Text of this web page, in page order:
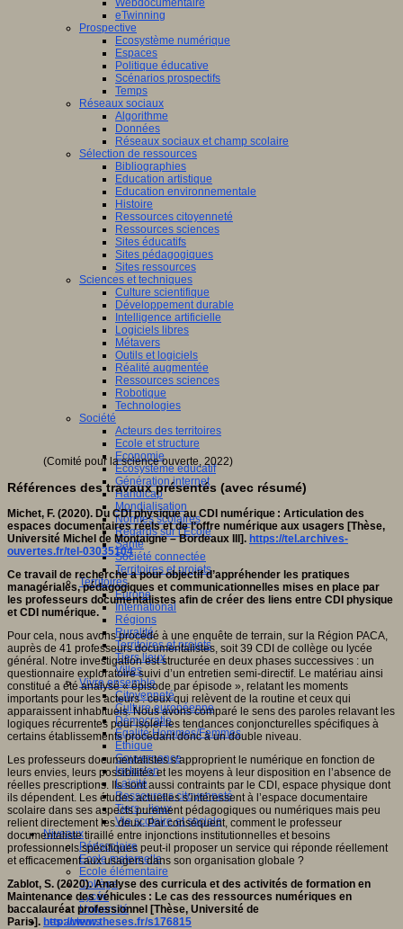
Webdocumentaire
eTwinning
Prospective
Ecosystème numérique
Espaces
Politique éducative
Scénarios prospectifs
Temps
Réseaux sociaux
Algorithme
Données
Réseaux sociaux et champ scolaire
Sélection de ressources
Bibliographies
Education artistique
Education environnementale
Histoire
Ressources citoyenneté
Ressources sciences
Sites éducatifs
Sites pédagogiques
Sites ressources
Sciences et techniques
Culture scientifique
Développement durable
Intelligence artificielle
Logiciels libres
Métavers
Outils et logiciels
Réalité augmentée
Ressources sciences
Robotique
Technologies
Société
Acteurs des territoires
Ecole et structure
Economie
Ecosystème éducatif
Génération internet
Handicap
Mondialisation
Normes scolaires
Regards sur l’Ecole
Santé
Société connectée
Territoires et projets
Territoires
Europe
International
Régions
Ruralité
Territoires et projets
Tiers lieux
Villes
Vivre ensemble
Citoyenneté
Culture européenne
Démocratie
Egalité Hommes/Femmes
Ethique
Gouvernance
Inclusion
Laïcité
Ressources citoyenneté
Tiers - lieux
Vie scolaire et sociale
Niveaux
Périscolaire
Ecole maternelle
Ecole élémentaire
Collège
Lycée
Université
Les auteurs
(Comité pour la science ouverte, 2022)
Références des travaux présentés (avec résumé)
Michet, F. (2020). Du CDI physique au CDI numérique : Articulation des
espaces documentaires réels et de l’offre numérique aux usagers [Thèse,
Université Michel de Montaigne – Bordeaux III]. https://tel.archives-
ouvertes.fr/tel-03035104
Ce travail de recherche a pour objectif d’appréhender les pratiques
managériales, pédagogiques et communicationnelles mises en place par
les professeurs documentalistes afin de créer des liens entre CDI physique
et CDI numérique.
Pour cela, nous avons procédé à une enquête de terrain, sur la Région PACA,
auprès de 41 professeurs documentalistes, soit 39 CDI de collège ou lycée
général. Notre investigation est structurée en deux phases successives : un
questionnaire exploratoire suivi d’un entretien semi-directif. Le matériau ainsi
constitué a été analysé « épisode par épisode », relatant les moments
importants pour les acteurs : ceux qui relèvent de la routine et ceux qui
apparaissent inhabituels. Nous avons comparé le sens des paroles relavant les
logiques récurrentes pour isoler les tendances conjoncturelles spécifiques à
certains établissements procédant donc à un double niveau.
Les professeurs documentalistes s’approprient le numérique en fonction de
leurs envies, leurs possibilités et les moyens à leur disposition en l’absence de
réelles prescriptions. Ils sont aussi contraints par le CDI, espace physique dont
ils dépendent. Les études actuelles s’intéressent à l’espace documentaire
scolaire dans ses aspects purement pédagogiques ou numériques mais peu
relient directement les deux. Par conséquent, comment le professeur
documentaliste tiraillé entre injonctions institutionnelles et besoins
professionnels spécifiques peut-il proposer un service qui réponde réellement
et efficacement aux usagers dans son organisation globale ?
Zablot, S. (2020). Analyse des curricula et des activités de formation en
Maintenance des véhicules : Le cas des ressources numériques en
baccalauréat professionnel [Thèse, Université de
Paris]. http://www.theses.fr/s176815